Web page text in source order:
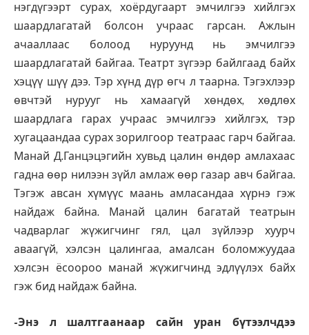
нэгдүгээрт сурах, хоёрдугаарт эмчилгээ хийлгэх
шаардлагатай болсон учраас гарсан. Ажлын
ачааллаас болоод нуруунд нь эмчилгээ
шаардлагатай байгаа. Театрт зүгээр байлгаад байх
хэцүү шүү дээ. Тэр хүнд дүр өгч л таарна. Тэгэхлээр
өвчтэй нурууг нь хамаагүй хөндөх, хөдлөх
шаардлага гарах учраас эмчилгээ хийлгэх, тэр
хугацаандаа сурах зорилгоор театраас гарч байгаа.
Манай Д.Ганцэцэгийн хувьд цалин өндөр амлахаас
гадна өөр нилээн зүйл амлаж өөр газар авч байгаа.
Тэгэж авсан хүмүүс маань амласандаа хүрнэ гэж
найдаж байна. Манай цалин багатай театрын
чадварлаг жүжигчинг гял, цал зүйлээр хуурч
аваагүй, хэлсэн цалингаа, амалсан боломжуудаа
хэлсэн ёсоороо манай жүжигчинд эдлүүлэх байх
гэж бид найдаж байна.
-Энэ л шалтгаанаар сайн уран бүтээлчдээ